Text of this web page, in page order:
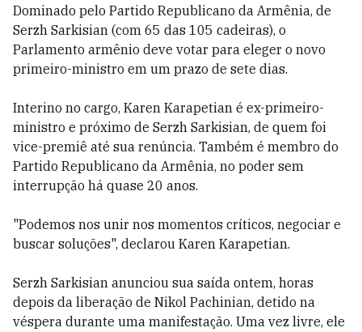
Dominado pelo Partido Republicano da Armênia, de
Serzh Sarkisian (com 65 das 105 cadeiras), o
Parlamento armênio deve votar para eleger o novo
primeiro-ministro em um prazo de sete dias.
Interino no cargo, Karen Karapetian é ex-primeiro-
ministro e próximo de Serzh Sarkisian, de quem foi
vice-premiê até sua renúncia. Também é membro do
Partido Republicano da Armênia, no poder sem
interrupção há quase 20 anos.
"Podemos nos unir nos momentos críticos, negociar e
buscar soluções", declarou Karen Karapetian.
Serzh Sarkisian anunciou sua saída ontem, horas
depois da liberação de Nikol Pachinian, detido na
véspera durante uma manifestação. Uma vez livre, ele